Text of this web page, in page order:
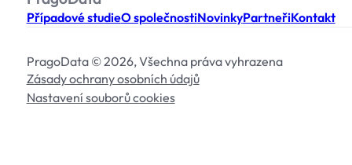
Případové studieO společnostiNovinkyPartneřiKontakt
PragoData © 2026, Všechna práva vyhrazena
Zásady ochrany osobních údajů
Nastavení souborů cookies